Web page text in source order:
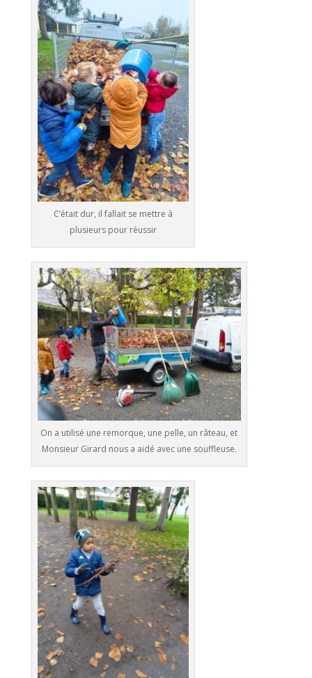
C’était dur, il fallait se mettre à
plusieurs pour réussir
On a utilisé une remorque, une pelle, un râteau, et
Monsieur Girard nous a aidé avec une souffleuse.